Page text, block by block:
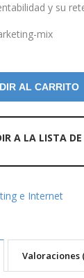
y su
mix
AL CARRITO
A LA LISTA DE
e Internet
Valoraciones